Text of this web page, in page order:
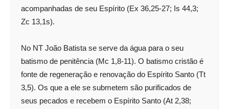
acompanhadas de seu Espírito (Ex 36,25-27; Is 44,3;
Zc 13,1s).
No NT João Batista se serve da água para o seu
batismo de penitência (Mc 1,8-11). O batismo cristão é
fonte de regeneração e renovação do Espírito Santo (Tt
3,5). Os que a ele se submetem são purificados de
seus pecados e recebem o Espírito Santo (At 2,38;